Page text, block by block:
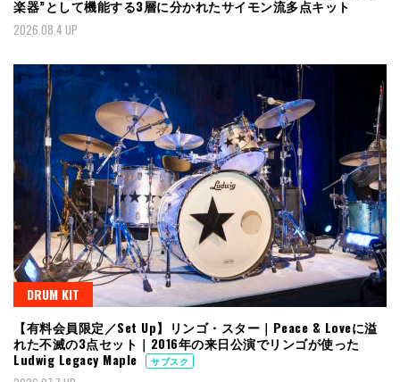
楽器”として機能する3層に分かれたサイモン流多点キット
2026.08.4 UP
DRUM KIT
【有料会員限定／Set Up】リンゴ・スター｜Peace & Loveに溢
れた不滅の3点セット｜2016年の来日公演でリンゴが使った
Ludwig Legacy Maple
サブスク